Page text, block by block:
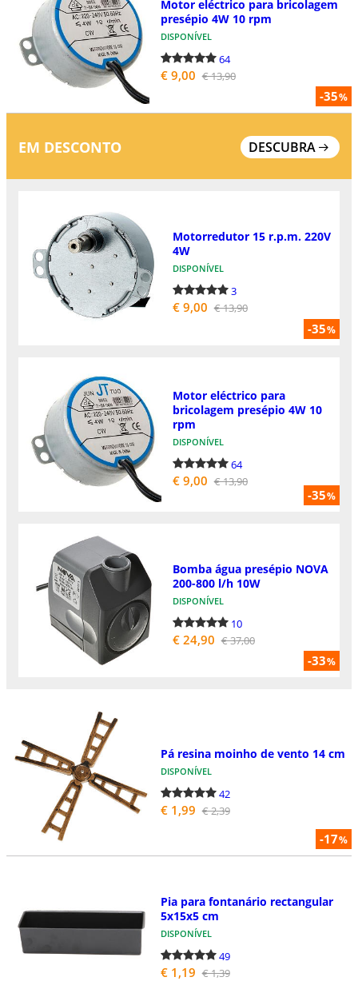
-35%
Motor eléctrico para bricolagem
presépio 4W 10 rpm
DISPONÍVEL
64
€ 9,00 € 13,90
EM DESCONTO DESCUBRA
-35%
Motorredutor 15 r.p.m. 220V
4W
DISPONÍVEL
3
€ 9,00 € 13,90
-35%
Motor eléctrico para
bricolagem presépio 4W 10
rpm
DISPONÍVEL
64
€ 9,00 € 13,90
-33%
Bomba água presépio NOVA
200-800 l/h 10W
DISPONÍVEL
10
€ 24,90 € 37,00
-17%
Pá resina moinho de vento 14 cm
DISPONÍVEL
42
€ 1,99 € 2,39
Pia para fontanário rectangular
5x15x5 cm
DISPONÍVEL
49
€ 1,19 € 1,39